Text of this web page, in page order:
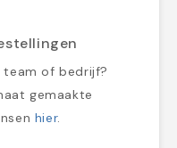
team of bedrijf?
gemaakte
hier.